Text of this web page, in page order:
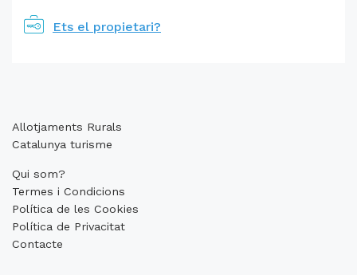
Ets el propietari?
Allotjaments Rurals
Catalunya turisme
Qui som?
Termes i Condicions
Política de les Cookies
Política de Privacitat
Contacte